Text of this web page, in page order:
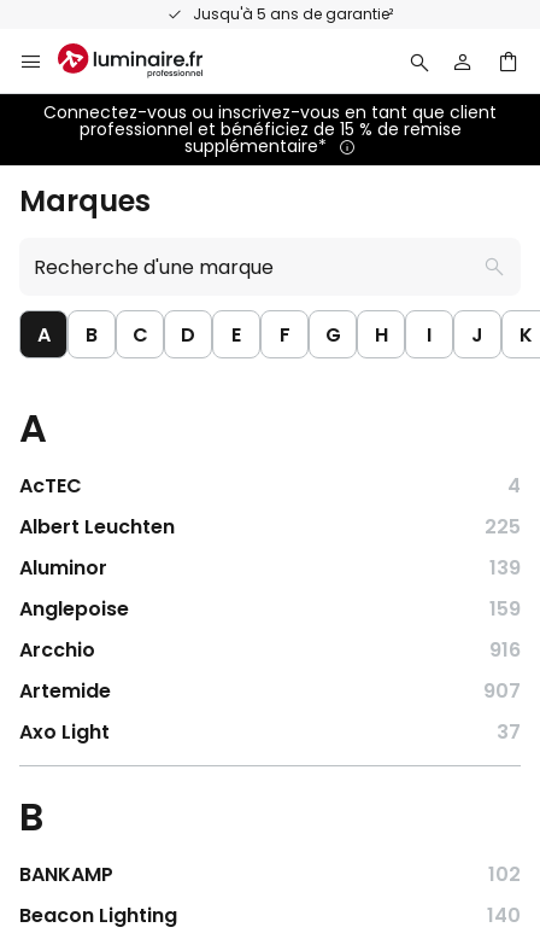
Accompagnement personnalisé & conseils d'expert
contenu
Connectez-vous ou inscrivez-vous en tant que client
professionnel et bénéficiez de 15 % de remise
supplémentaire*
Marques
d'une
marque
A
B C D E F G H I J K
A
AcTEC
4
Albert Leuchten
225
Aluminor
139
Anglepoise
159
Arcchio
916
Artemide
907
Axo Light
37
B
BANKAMP
102
Beacon Lighting
140